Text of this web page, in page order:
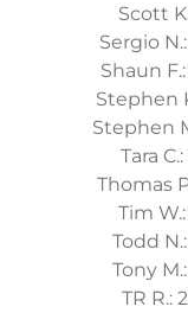
Scott
Sergio
Shaun
Stephen
Stephen
Tara
Thomas
Tim W.:
Todd
Tony
TR R.: